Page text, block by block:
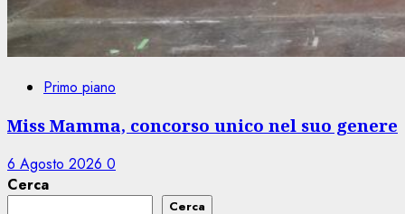
Primo piano
Miss Mamma, concorso unico nel suo genere
6 Agosto 2026 0
Cerca
Cerca